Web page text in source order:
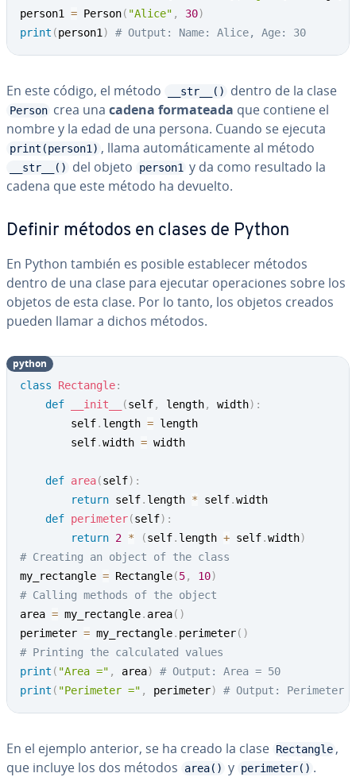
person1 = Person( "Alice" , 30)
print (person1 ) # Output: Name: Alice, Age: 30
En este código, el método __str__() dentro de la clase
Person crea una cadena fo­r­ma­tea­da que contiene el
nombre y la edad de una persona. Cuando se ejecuta
print(person1) , llama au­to­má­ti­ca­me­n­te al método
__str__() del objeto person1 y da como resultado la
cadena que este método ha devuelto.
Definir métodos en clases de Python
En Python también es posible es­ta­ble­cer métodos
dentro de una clase para ejecutar ope­ra­cio­nes sobre los
objetos de esta clase. Por lo tanto, los objetos creados
pueden llamar a dichos métodos.
class Rectangle:
def
__init__ (self, length, width) :
        self
. length = length
        self
.width = width
def area(self) :
return self. length * self.width
def perimeter(self) :
return 2 * (self. length + self.width)
# Creating an object of the class
my_rectangle = Rectangle(5, 10)
# Calling methods of the object
area = my_rectangle. area( )
perimeter = my_rectangle. perimeter( )
# Printing the calculated values
print ( "Area =" , area)
# Output: Area = 50
print ( "Perimeter =" , perimeter) # Output: Perimeter
python
En el ejemplo anterior, se ha creado la clase Rectangle ,
que incluye los dos métodos
area() y perimeter() .